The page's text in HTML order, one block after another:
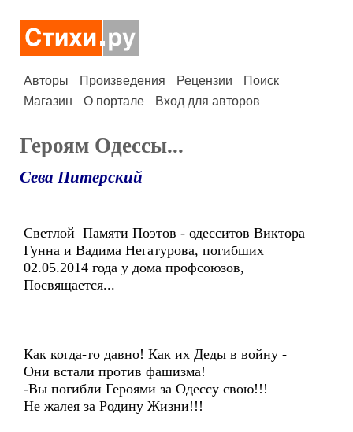
Авторы Произведения Рецензии
Поиск
Магазин
О портале Вход для авторов
Героям Одессы...
Сева Питерский
Светлой Памяти Поэтов - одесситов Виктора
Гунна и Вадима Негатурова, погибших
02.05.2014 года у дома профсоюзов,
Посвящается...
Как когда-то давно! Как их Деды в войну -
Они встали против фашизма!
-Вы погибли Героями за Одессу свою!!!
Не жалея за Родину Жизни!!!